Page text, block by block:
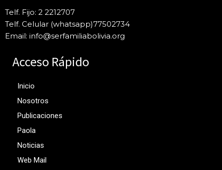
Telf. Fijo: 2 2212707
Telf. Celular (whatsapp)77502734
Email: info@serfamiliabolivia.org
Acceso Rápido
Inicio
Nosotros
Publicaciones
Paola
Noticias
Web Mail